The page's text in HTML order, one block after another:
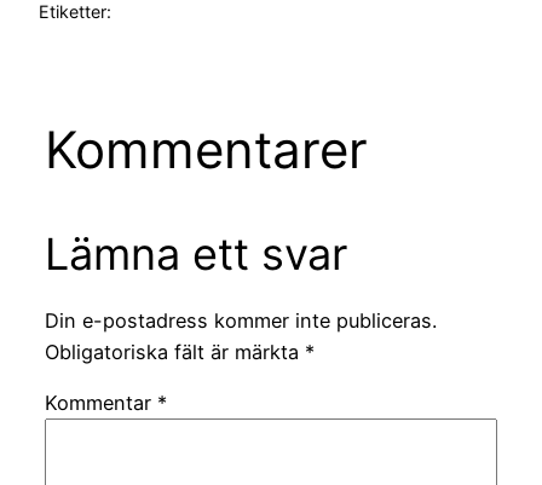
Etiketter:
Kommentarer
Lämna ett svar
Din e-postadress kommer inte publiceras.
Obligatoriska fält är märkta *
Kommentar *